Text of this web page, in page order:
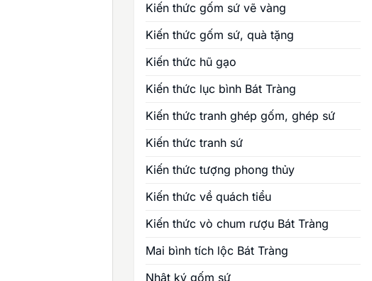
Kiến thức gốm sứ vẽ vàng
Kiến thức gốm sứ, quà tặng
Kiến thức hũ gạo
Kiến thức lục bình Bát Tràng
Kiến thức tranh ghép gốm, ghép sứ
Kiến thức tranh sứ
Kiến thức tượng phong thủy
Kiến thức về quách tiểu
Kiến thức vò chum rượu Bát Tràng
Mai bình tích lộc Bát Tràng
Nhật ký gốm sứ